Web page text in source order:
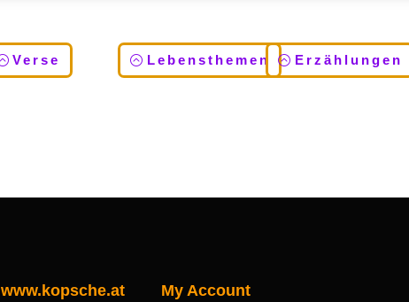
Verse Lebensthemen Erzählungen
www.kopsche.at My Account